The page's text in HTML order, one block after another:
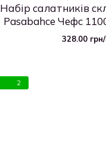
Набір салатників
Pasabahce Чефс
328.00
2